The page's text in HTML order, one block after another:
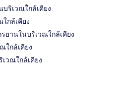
บริเวณใกล้เคียง
กล้เคียง
ยานในบริเวณใกล้เคียง
ใกล้เคียง
วณใกล้เคียง